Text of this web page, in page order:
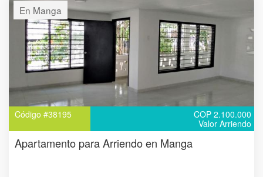
En Manga
Código #38195
COP 2.100.000
Valor Arriendo
Apartamento para Arriendo en Manga